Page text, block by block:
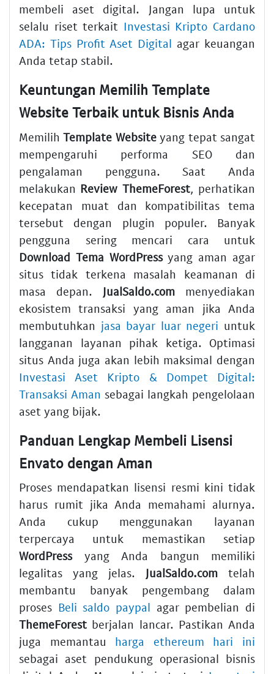
membeli aset digital. Jangan lupa untuk
selalu riset terkait Investasi Kripto Cardano
ADA: Tips Profit Aset Digital agar keuangan
Anda tetap stabil.
Keuntungan Memilih Template
Website Terbaik untuk Bisnis Anda
MemilihTemplate Websiteyang tepat sangat
mempengaruhi performa SEO dan
pengalaman pengguna. Saat Anda
melakukan Review ThemeForest, perhatikan
kecepatan muat dan kompatibilitas tema
tersebut dengan plugin populer. Banyak
pengguna sering mencari cara untuk
Download Tema WordPressyang aman agar
situs tidak terkena masalah keamanan di
masa depan. JualSaldo.com menyediakan
ekosistem transaksi yang aman jika Anda
membutuhkan jasa bayar luar negeri untuk
langganan layanan pihak ketiga. Optimasi
situs Anda juga akan lebih maksimal dengan
Investasi Aset Kripto & Dompet Digital:
Transaksi Aman sebagai langkah pengelolaan
aset yang bijak.
Panduan Lengkap Membeli Lisensi
Envato dengan Aman
Proses mendapatkan lisensi resmi kini tidak
harus rumit jika Anda memahami alurnya.
Anda cukup menggunakan layanan
terpercaya untuk memastikan setiap
WordPressyang Anda bangun memiliki
legalitas yang jelas. JualSaldo.com telah
membantu banyak pengembang dalam
proses Beli saldo paypal agar pembelian di
ThemeForest berjalan lancar. Pastikan Anda
juga memantau harga ethereum hari ini
sebagai aset pendukung operasional bisnis